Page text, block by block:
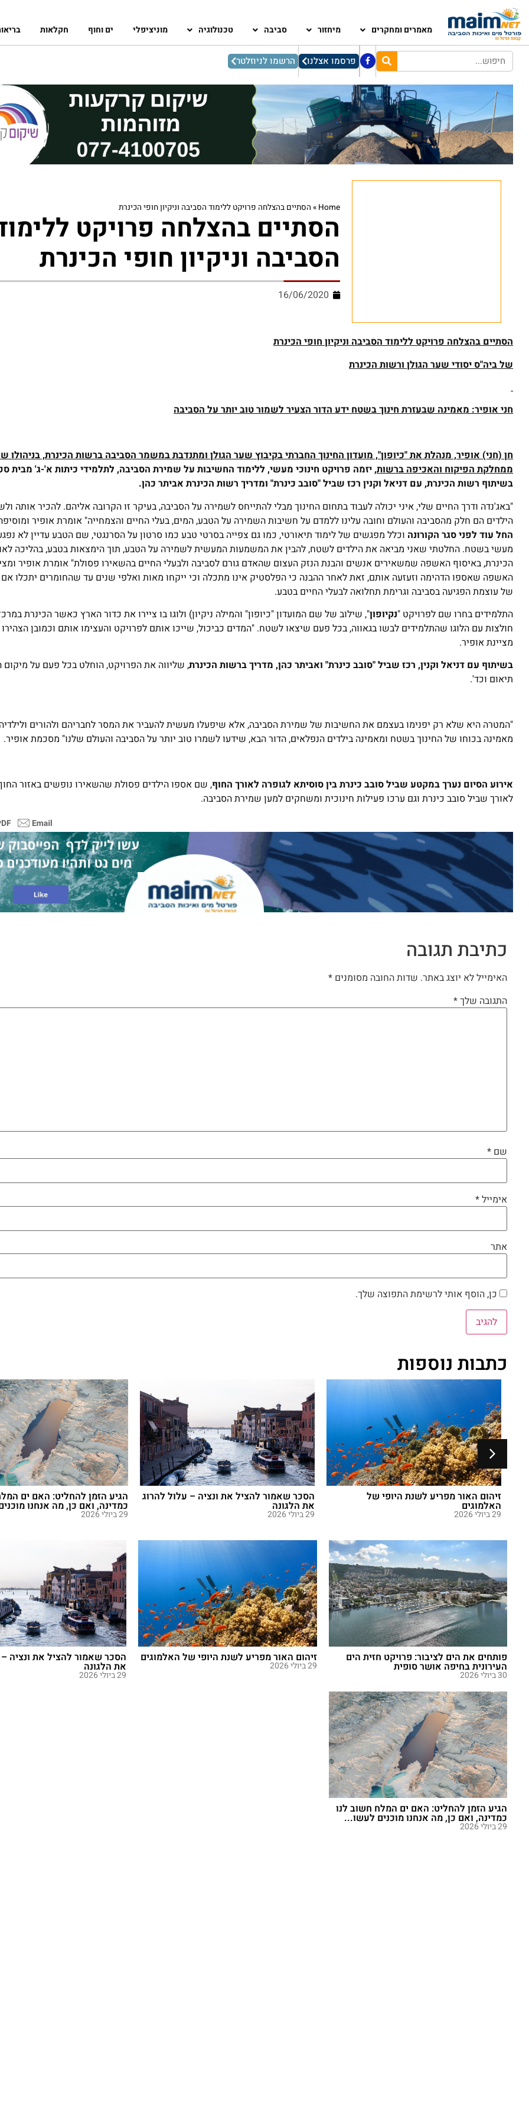
מאמרים ומחקרים מיחזור סביבה טכנולוגיה מוניציפלי ים וחוף חקלאות
פרסמו אצלנו הרשמו לניוזלטר
Home
» הסתיים בהצלחה פרויקט ללימוד הסביבה וניקיון חופי הכינרת
הסתיים בהצלחה פרויקט
הסביבה וניקיון חופי הכינרת
16/06/2020
הסתיים בהצלחה פרויקט ללימוד הסביבה וניקיון חופי הכינרת
של ביה"ס יסודי שער הגולן ורשות הכינרת
חני אופיר: מאמינה שבעזרת חינוך בשטח ידע הדור הצעיר לשמור טוב יותר על הסביבה
חן (חני) אופיר, מנהלת את "כיופון", מועדון החינוך החברתי בקיבוץ שער הגולן ומתנדבת במשמר הסביבה ברשות הכינרת, בניהולו
ממחלקת הפיקוח והאכיפה ברשות,יזמה פרויקט חינוכי מעשי, ללימוד החשיבות על שמירת הסביבה, לתלמידי כיתות א'-ג' מבית
בשיתוף רשות הכינרת, עם דניאל וקנין רכז שביל "סובב כינרת" ומדריך רשות הכינרת אביתר כהן.
"באג'נדה ודרך החיים שלי, איני יכולה לעבוד בתחום החינוך מבלי להתייחס לשמירה על הסביבה, בעיקר זו הקרובה אליהם. להכיר אותה
הילדים הם חלק מהסביבה והעולם וחובה עלינו ללמדם על חשיבות השמירה על הטבע, המים, בעלי החיים והצמחייה" אומרת אופיר
החל עוד לפני סגר הקורונה וכלל מפגשים של לימוד תיאורטי, כמו גם צפייה בסרטי טבע כמו סרטון על הסרנגטי, שם הטבע עדיין לא
מעשי בשטח. החלטתי שאני מביאה את הילדים לשטח, להבין את המשמעות המעשית לשמירה על הטבע, תוך הימצאות בטבע, בהליכה
הכינרת, באיסוף האשפה שמשאירים אנשים והבנת הנזק העצום שהאדם גורם לסביבה ולבעלי החיים בהשאירו פסולת" אומרת אופיר
האשפה שאספו הדהימה וזעזעה אותם, זאת לאחר ההבנה כי הפלסטיק אינו מתכלה וכי ייקחו מאות ואלפי שנים עד שהחומרים יתכלו אם
של עוצמת הפגיעה בסביבה וגרימת תחלואה לבעלי החיים בטבע.
התלמידים בחרו שם לפרויקט "נקיופון", שילוב של שם המועדון "כיופון" והמילה ניקיון) ולוגו בו ציירו את כדור הארץ כאשר הכינרת
חולצות עם הלוגו שהתלמידים לבשו בגאווה, בכל פעם שיצאו לשטח. "המדים כביכול, שייכו אותם לפרויקט והעצימו אותם וכמובן
מציינת אופיר.
בשיתוף עם דניאל וקנין, רכז שביל "סובב כינרת" ואביתר כהן, מדריך ברשות הכינרת, שליווה את הפרויקט, הוחלט בכל פעם על מיקום
תיאום וכד'.
"המטרה היא שלא רק יפנימו בעצמם את החשיבות של שמירת הסביבה, אלא שיפעלו מעשית להעביר את המסר לחבריהם ולהורים
מאמינה בכוחו של החינוך בשטח ומאמינה בילדים הנפלאים, הדור הבא, שידעו לשמרו טוב יותר על הסביבה והעולם שלנו" מסכמת אופיר.
אירוע הסיום נערך במקטע שביל סובב כינרת בין סוסיתא לגופרה לאורך החוף, שם אספו הילדים פסולת שהשאירו נופשים באזור
לאורך שביל סובב כינרת וגם ערכו פעילות חינוכית ומשחקים למען שמירת הסביבה.
כתיבת תגובה
האימייל לא יוצג באתר. שדות החובה מסומנים *
התגובה שלך*
שם *
אימייל*
אתר
כן, הוסף אותי לרשימת התפוצה שלך.
כתבות נוספות
זיהום האור מפריע לשנת היופי של
האלמוגים
29 ביולי 2026
הסכר שאמור להציל את ונציה – עלול להרוג
את הלגונה
29 ביולי 2026
הגיע הזמן להחליט: האם ים
כמדינה, ואם כן, מה אנחנו
29 ביולי 2026
פותחים את הים לציבור: פרויקט חזית הים
העירונית בחיפה אושר סופית
30 ביולי 2026
זיהום האור מפריע לשנת היופי של האלמוגים
29 ביולי 2026
הסכר שאמור להציל את ונציה –
את הלגונה
29 ביולי 2026
הגיע הזמן להחליט: האם ים המלח חשוב לנו
כמדינה, ואם כן, מה אנחנו מוכנים לעשו...
29 ביולי 2026